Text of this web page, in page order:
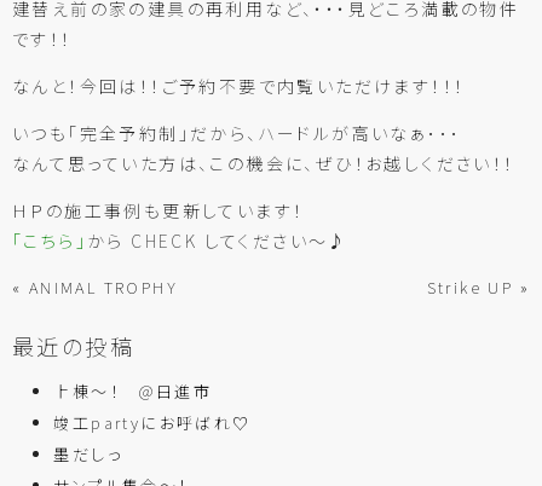
建替え前の家の建具の再利用など、・・・見どころ満載の物件
です！！
なんと！今回は！！ご予約不要で内覧いただけます！！！
いつも「完全予約制」だから、ハードルが高いなぁ･･･
なんて思っていた方は、この機会に、ぜひ！お越しください！！
ＨＰの施工事例も更新しています！
「こちら」 から CHECK してください～♪
« ANIMAL TROPHY Strike UP »
最近の投稿
上棟～！ @日進市
竣工partyにお呼ばれ♡
墨だしっ